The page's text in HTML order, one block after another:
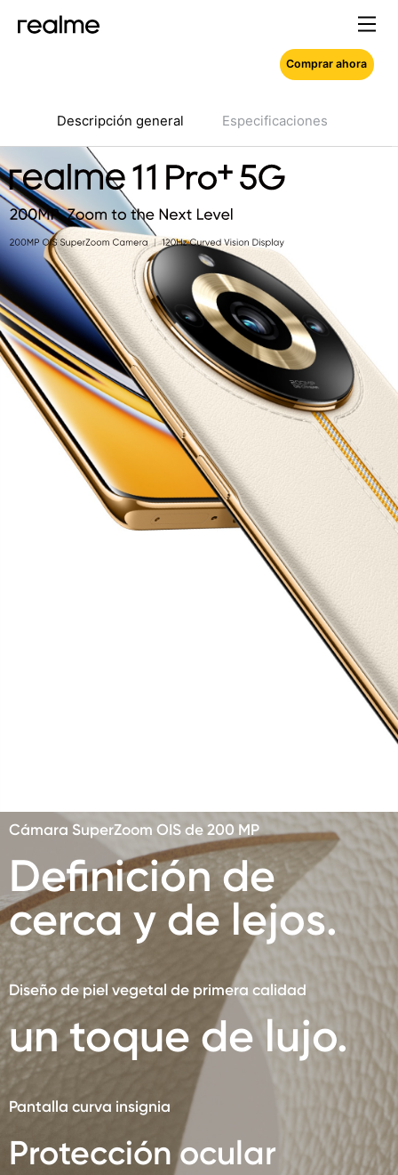
Descripción general Especificaciones
Comprar ahora
Cámara SuperZoom OIS de 200 MP
Definición de
cerca y de lejos.
Diseño de piel vegetal de primera calidad
un toque de lujo.
Pantalla curva insignia
Protección ocular